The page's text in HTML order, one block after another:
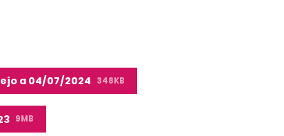
a 04/07/2024 348KB
9MB